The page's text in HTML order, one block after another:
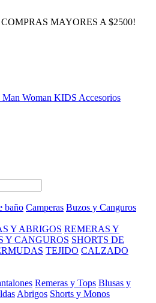
MAYORES A $2500!
Man Woman KIDS Accesorios
baño Camperas Buzos y Canguros
Y ABRIGOS REMERAS Y
Y CANGUROS SHORTS DE
TEJIDO CALZADO
Remeras y Tops Blusas y
Abrigos Shorts y Monos